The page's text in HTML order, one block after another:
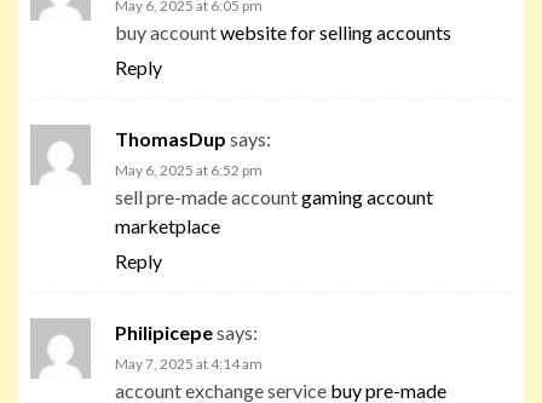
May 6, 2025 at 6:05 pm
buy accountwebsite for selling accounts
Reply
ThomasDup says:
May 6, 2025 at 6:52 pm
sell pre-made accountgaming account
marketplace
Reply
Philipicepesays:
May 7, 2025 at 4:14 am
account exchange service buy pre-made